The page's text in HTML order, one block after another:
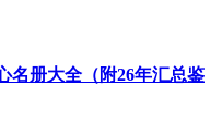
名册大全（附26年汇总鉴